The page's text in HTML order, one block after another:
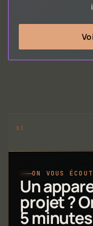
ON VOUS
Un
projet ?
5